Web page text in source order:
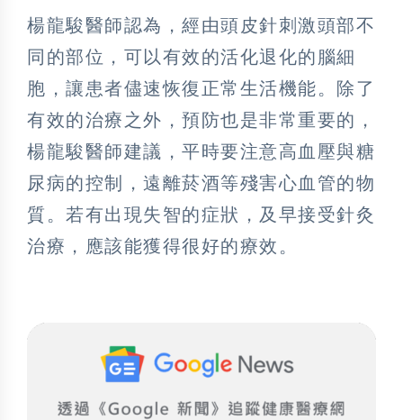
楊龍駿醫師認為，經由頭皮針刺激頭部不
同的部位，可以有效的活化退化的腦細
胞，讓患者儘速恢復正常生活機能。除了
有效的治療之外，預防也是非常重要的，
楊龍駿醫師建議，平時要注意高血壓與糖
尿病的控制，遠離菸酒等殘害心血管的物
質。若有出現失智的症狀，及早接受針灸
治療，應該能獲得很好的療效。